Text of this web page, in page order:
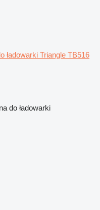
ładowarki Triangle TB516
do ładowarki